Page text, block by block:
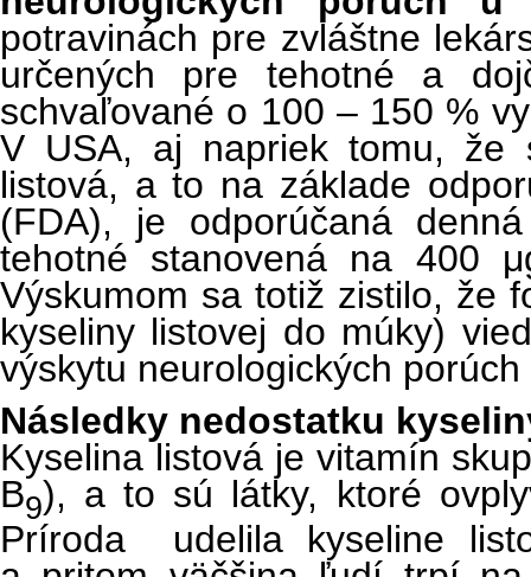
potravinách pre zvláštne
určených pre tehotné a
schvaľované o 100 – 150 %
V USA, aj napriek tomu, že
listová, a to na základe
(FDA), je odporúčaná
tehotné stanovená na 400
Výskumom sa totiž zistilo, že
kyseliny listovej do múky)
výskytu neurologických
Následky nedostatku
Kyselina listová je vitamín
B9), a to sú látky, ktoré
Príroda udelila kyseline